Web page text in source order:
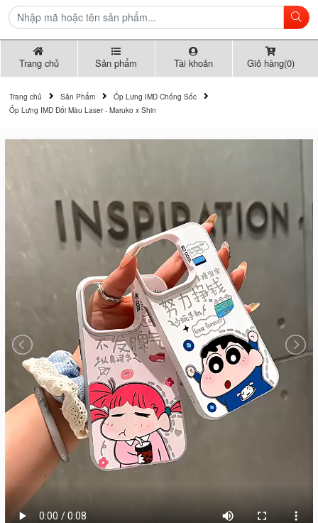
Trang chủ Sản phẩm Tài khoản Giỏ hàng(0)
Trang chủ Sản Phẩm
Ốp Lưng IMD Chống Sốc
Ốp Lưng IMD Đổi Màu Laser - Maruko x Shin